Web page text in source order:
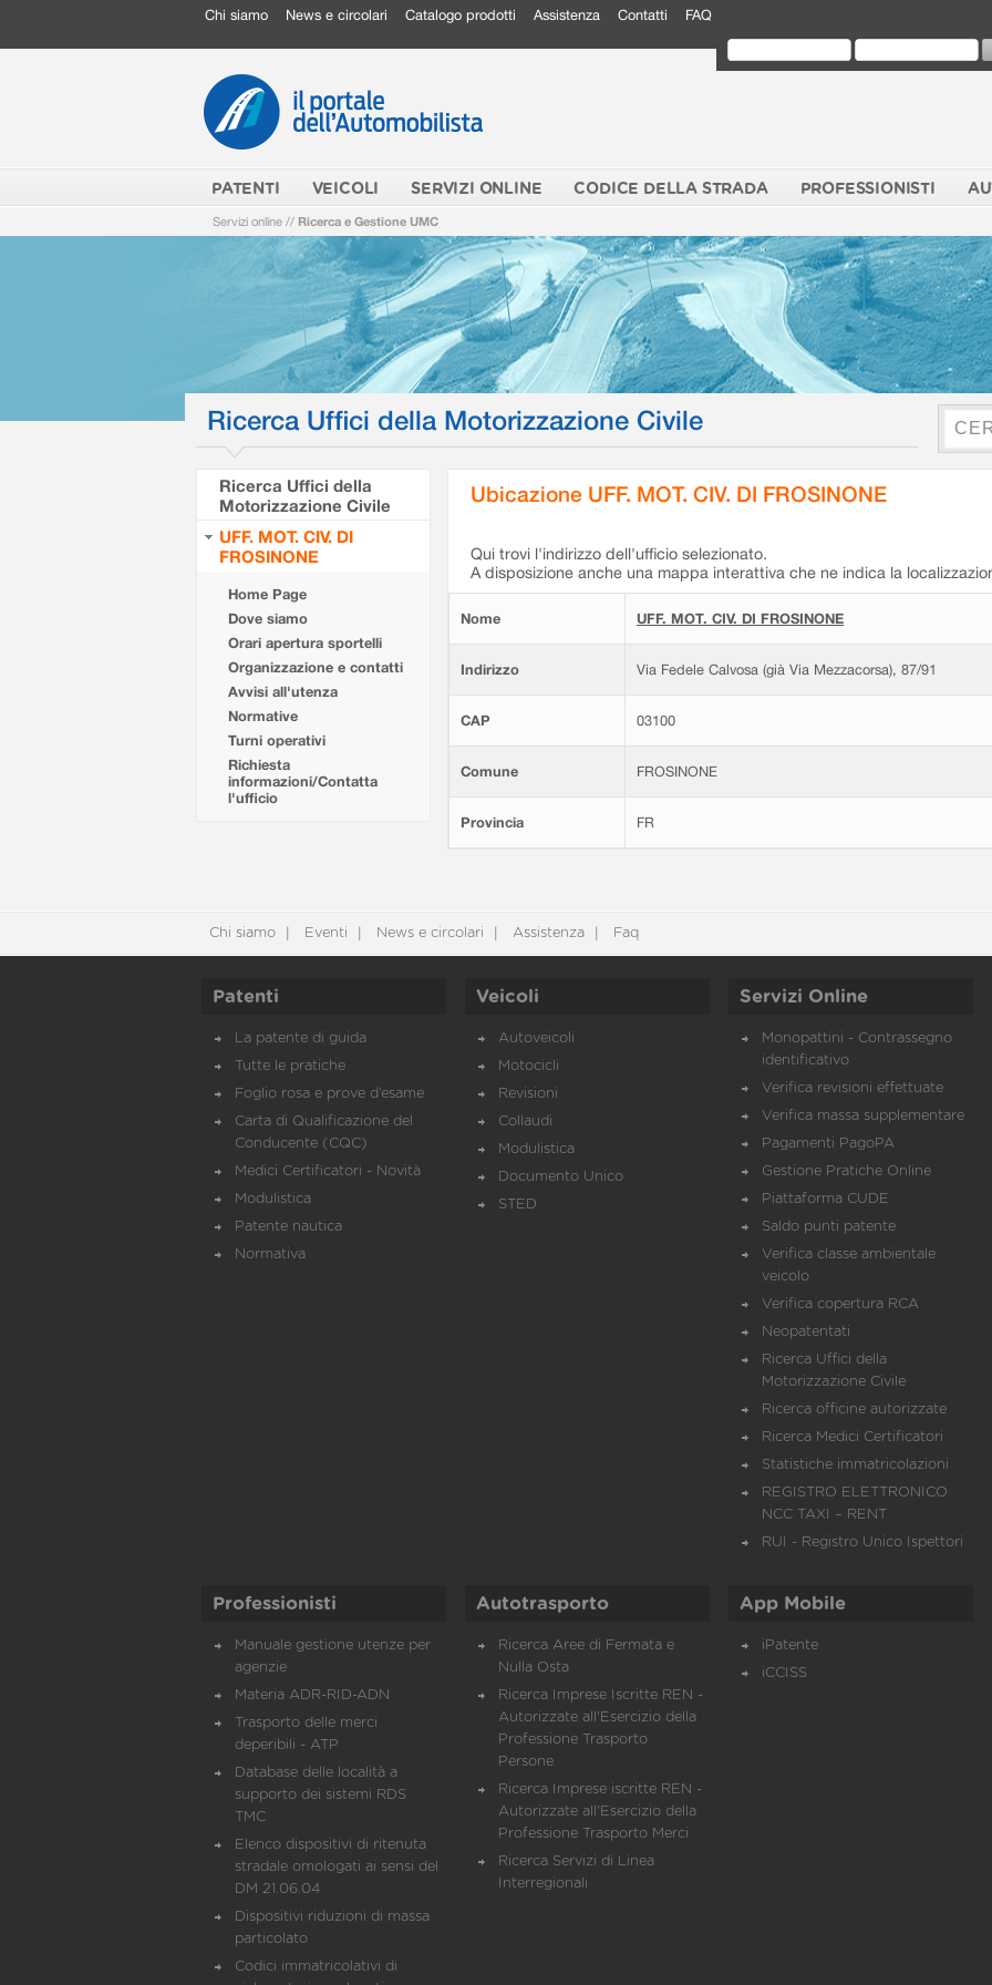
Chi siamo News e circolari Catalogo prodotti Assistenza Contatti FAQ
PATENTI VEICOLI SERVIZI ONLINE CODICE DELLA STRADA PROFESSIONISTI
Servizi online // Ricerca e Gestione UMC
Ricerca Uffici della Motorizzazione Civile
Ricerca Uffici della
Motorizzazione Civile
UFF. MOT. CIV. DI
FROSINONE
Home Page
Dove siamo
Orari apertura sportelli
Organizzazione e contatti
Avvisi all'utenza
Normative
Turni operativi
Richiesta
informazioni/Contatta
l'ufficio
Ubicazione UFF. MOT. CIV. DI FROSINONE
Qui trovi l'indirizzo dell'ufficio selezionato.
A disposizione anche una mappa interattiva che ne indica la
Nome UFF. MOT. CIV. DI FROSINONE
Indirizzo Via Fedele Calvosa (già Via Mezzacorsa), 87/91
CAP 03100
Comune FROSINONE
Provincia FR
Chi siamo Eventi News e circolari Assistenza Faq
Patenti
La patente di guida
Tutte le pratiche
Foglio rosa e prove d’esame
Carta di Qualificazione del
Conducente (CQC)
Medici Certificatori - Novità
Modulistica
Patente nautica
Normativa
Veicoli
Autoveicoli
Motocicli
Revisioni
Collaudi
Modulistica
Documento Unico
STED
Servizi Online
Monopattini - Contrassegno
identificativo
Verifica revisioni effettuate
Verifica massa supplementare
Pagamenti PagoPA
Gestione Pratiche Online
Piattaforma CUDE
Saldo punti patente
Verifica classe ambientale
veicolo
Verifica copertura RCA
Neopatentati
Ricerca Uffici della
Motorizzazione Civile
Ricerca officine autorizzate
Ricerca Medici Certificatori
Statistiche immatricolazioni
REGISTRO ELETTRONICO
NCC TAXI – RENT
RUI - Registro Unico Ispettori
Professionisti
Manuale gestione utenze per
agenzie
Materia ADR-RID-ADN
Trasporto delle merci
deperibili - ATP
Database delle località a
supporto dei sistemi RDS
TMC
Elenco dispositivi di ritenuta
stradale omologati ai sensi del
DM 21.06.04
Dispositivi riduzioni di massa
particolato
Codici immatricolativi di
Autotrasporto
Ricerca Aree di Fermata e
Nulla Osta
Ricerca Imprese Iscritte REN -
Autorizzate all'Esercizio della
Professione Trasporto
Persone
Ricerca Imprese iscritte REN -
Autorizzate all'Esercizio della
Professione Trasporto Merci
Ricerca Servizi di Linea
Interregionali
App Mobile
iPatente
iCCISS